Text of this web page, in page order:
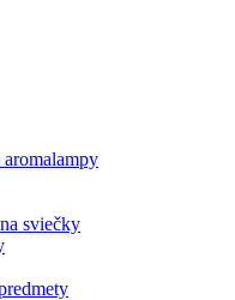
sviečky